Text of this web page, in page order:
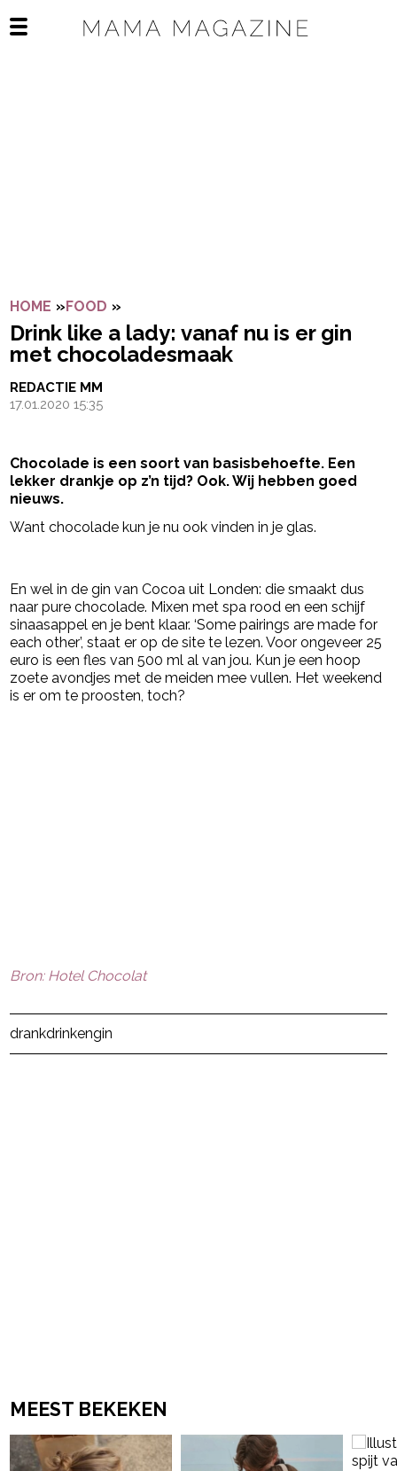
Open het mobiele menu
HOME »FOOD »
Drink like a lady: vanaf nu is er gin
met chocoladesmaak
REDACTIE MM
17.01.2020 15:35
Chocolade is een soort van basisbehoefte. Een
lekker drankje op z’n tijd? Ook. Wij hebben goed
nieuws.
Want chocolade kun je nu ook vinden in je glas.
En wel in de gin van Cocoa uit Londen: die smaakt dus
naar pure chocolade. Mixen met spa rood en een schijf
sinaasappel en je bent klaar. ‘Some pairings are made for
each other’, staat er op de site te lezen. Voor ongeveer 25
euro is een fles van 500 ml al van jou. Kun je een hoop
zoete avondjes met de meiden mee vullen. Het weekend
is er om te proosten, toch?
Bron: Hotel Chocolat
drankdrinkengin
MEEST BEKEKEN